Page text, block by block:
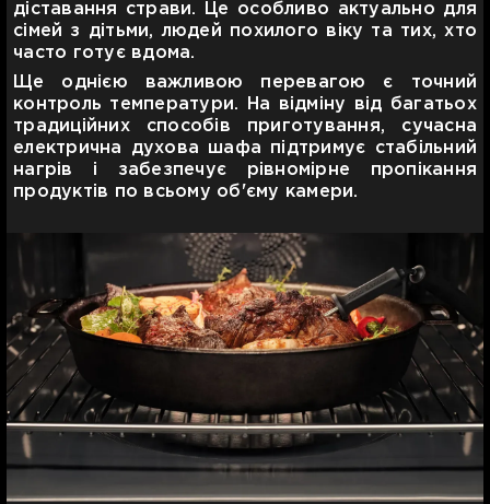
діставання страви. Це особливо актуально для
сімей з дітьми, людей похилого віку та тих, хто
часто готує вдома.
Ще однією важливою перевагою є точний
контроль температури. На відміну від багатьох
традиційних способів приготування, сучасна
електрична духова шафа підтримує стабільний
нагрів і забезпечує рівномірне пропікання
продуктів по всьому об'єму камери.